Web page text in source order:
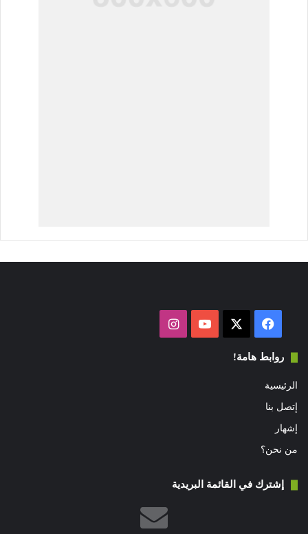
فيسبوك ‫YouTubeانستقرام
روابط هامة!
الرئيسية
إتصل بنا
إشهار
من نحن؟
إشترك في القائمة البريدية